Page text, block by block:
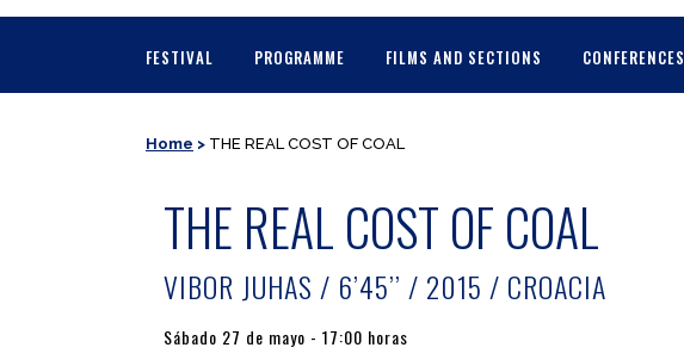
FESTIVAL PROGRAMME FILMS AND SECTIONS CONFERENCES
Home > THE REAL COST OF COAL
THE REAL COST OF COAL
VIBOR JUHAS / 6’45’’ / 2015 / CROACIA
Sábado 27 de mayo - 17:00 horas